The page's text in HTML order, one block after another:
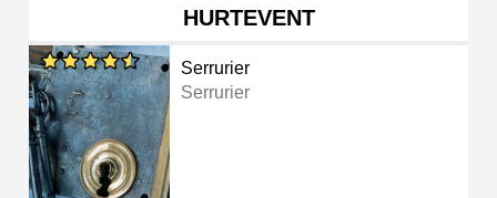
HURTEVENT
Serrurier
Serrurier